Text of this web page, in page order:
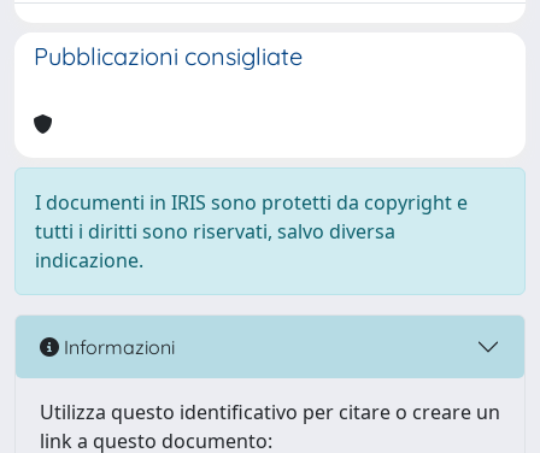
Pubblicazioni consigliate
I documenti in IRIS sono protetti da copyright e
tutti i diritti sono riservati, salvo diversa
indicazione.
Informazioni
Utilizza questo identificativo per citare o creare un
link a questo documento: